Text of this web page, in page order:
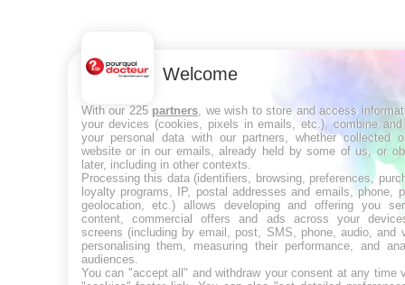
Welcome
With our 225 partners , we wish to store and access
your devices (cookies, pixels in emails, etc.), combine and
your personal data with our partners, whether collected
website or in our emails, already held by some of us, or
later, including in other contexts.
Processing this data (identifiers, browsing, preferences,
loyalty programs, IP, postal addresses and emails, phone,
geolocation, etc.) allows developing and offering you
content, commercial offers and ads across your
screens (including by email, post, SMS, phone, audio, and
personalising them, measuring their performance, and
audiences.
You can "accept all" and withdraw your consent at any time